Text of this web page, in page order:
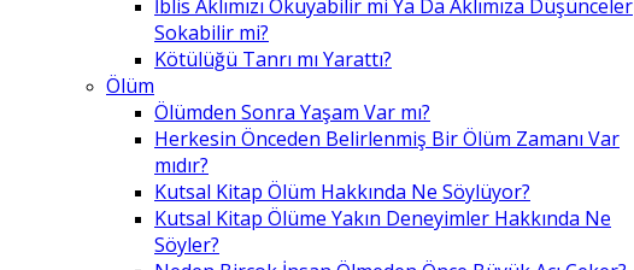
İblis Aklımızı Okuyabilir mi Ya Da Aklımıza Düşünceler
Sokabilir mi?
Kötülüğü Tanrı mı Yarattı?
Ölüm
Ölümden Sonra Yaşam Var mı?
Herkesin Önceden Belirlenmiş Bir Ölüm Zamanı Var
mıdır?
Kutsal Kitap Ölüm Hakkında Ne Söylüyor?
Kutsal Kitap Ölüme Yakın Deneyimler Hakkında Ne
Söyler?